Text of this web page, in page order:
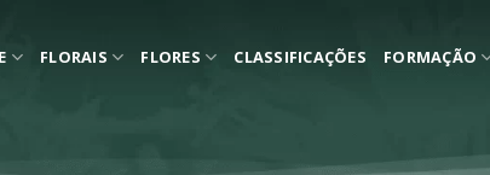
FLORAIS FLORES CLASSIFICAÇÕES FORMAÇÃO